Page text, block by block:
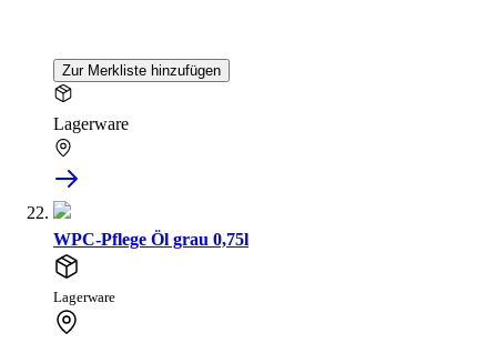
Zur Merkliste hinzufügen
Lagerware
WPC-Pflege Öl grau 0,75l
Lagerware